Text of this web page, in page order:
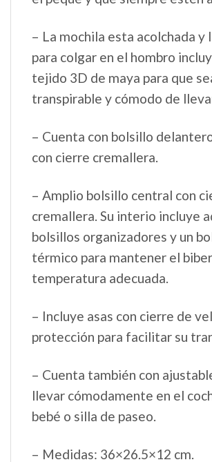
– La mochila esta acolchada y
para colgar en el hombro
tejido 3D de maya para que
transpirable y cómodo de
– Cuenta con bolsillo
con cierre cremallera.
– Amplio bolsillo central con
cremallera. Su interio incluye
bolsillos organizadores y un
térmico para mantener el
temperatura adecuada.
– Incluye asas con cierre de
protección para facilitar su
– Cuenta también con
llevar cómodamente en el
bebé o silla de paseo.
– Medidas: 36×26.5×12 cm.